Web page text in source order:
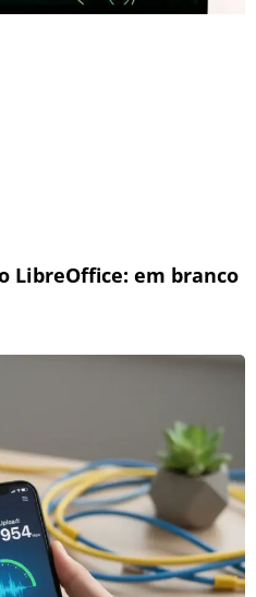
LibreOffice: em branco